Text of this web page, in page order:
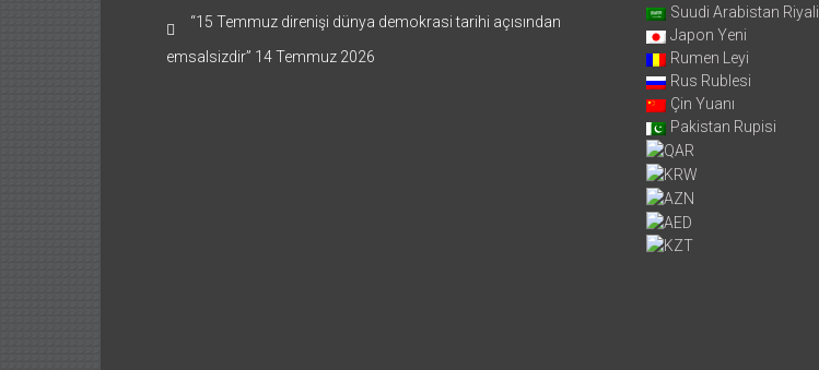
“15 Temmuz direnişi dünya demokrasi tarihi açısından
emsalsizdir” 14 Temmuz 2026
Suudi Arabistan Riyali
Japon Yeni
Rumen Leyi
Rus Rublesi
Çin Yuanı
Pakistan Rupisi